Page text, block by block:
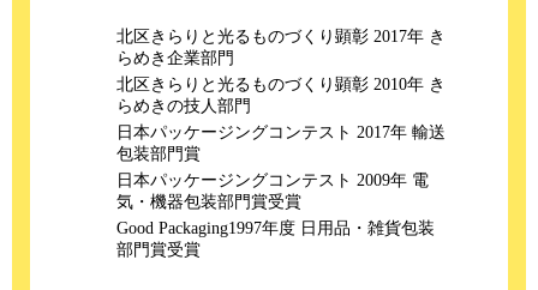
北区きらりと光るものづくり顕彰 2017年 き
らめき企業部門
北区きらりと光るものづくり顕彰 2010年 き
らめきの技人部門
日本パッケージングコンテスト 2017年 輸送
包装部門賞
日本パッケージングコンテスト 2009年 電
気・機器包装部門賞受賞
Good Packaging1997年度 日用品・雑貨包装
部門賞受賞